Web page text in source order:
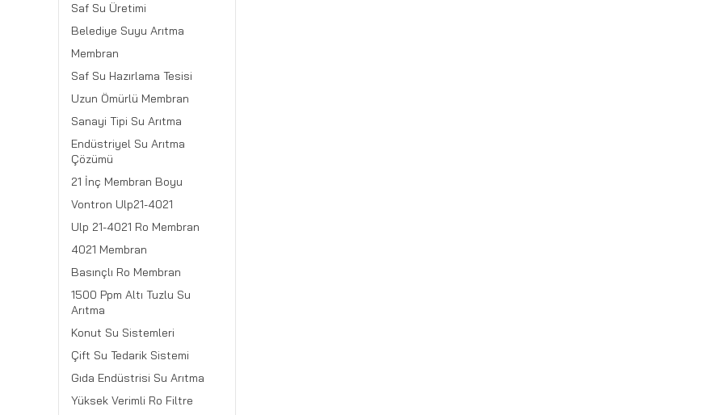
Saf Su Üretimi
Belediye Suyu Arıtma
Membran
Saf Su Hazırlama Tesisi
Uzun Ömürlü Membran
Sanayi Tipi Su Arıtma
Endüstriyel Su Arıtma
Çözümü
21 İnç Membran Boyu
Vontron Ulp21-4021
Ulp 21-4021 Ro Membran
4021 Membran
Basınçlı Ro Membran
1500 Ppm Altı Tuzlu Su
Arıtma
Konut Su Sistemleri
Çift Su Tedarik Sistemi
Gıda Endüstrisi Su Arıtma
Yüksek Verimli Ro Filtre